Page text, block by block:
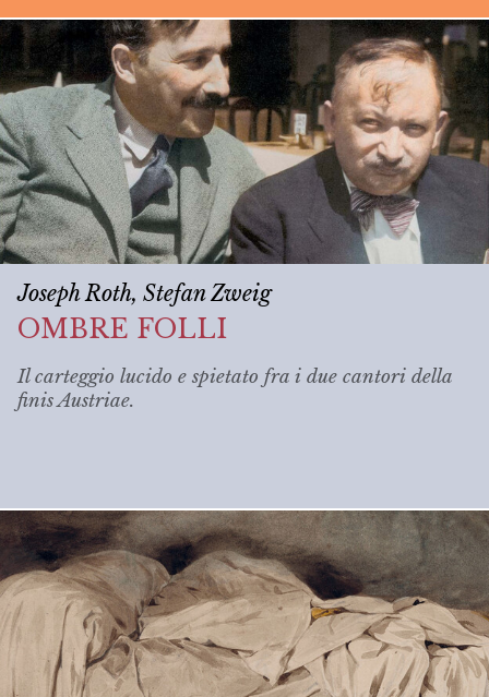
Joseph Roth, Stefan Zweig
OMBRE FOLLI
Il carteggio lucido e spietato fra i due cantori della
finis Austriae.